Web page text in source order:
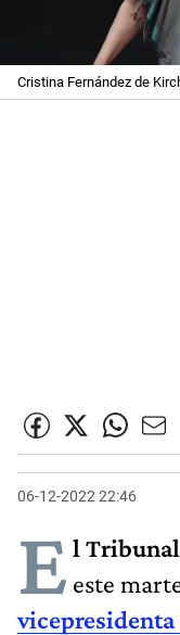
Cristina Fernández de
06-12-2022 22:46
E l Tribunal
este